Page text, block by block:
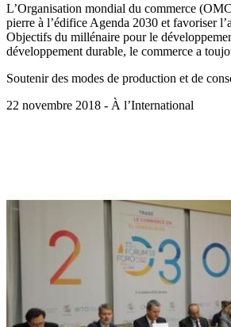
L’Organisation mondial du commerce
pierre à l’édifice Agenda 2030 et favoriser
Objectifs du millénaire pour le
développement durable, le commerce a
Soutenir des modes de production et de
22 novembre 2018 - À l’International